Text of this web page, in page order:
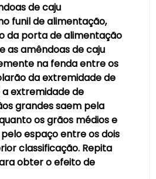
de caju
funil de alimentação,
da porta de alimentação
as amêndoas de caju
na fenda entre os
da extremidade de
extremidade de
grandes saem pela
os grãos médios e
espaço entre os dois
classificação. Repita
obter o efeito de